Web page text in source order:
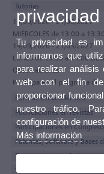
Tutorías
14/09/2026 - 21/05/2027
MIÉRCOLES de 13:00 a
14/09/2026 - 21/05/2027
LUNES de 13:00 a 14:00
Observaciones
Participa en el programa de
Formación académica
Publicaciones en revistas
Participaciones en
Patentes, Software y Bases
Tesis, tesinas y trabajos
Textos del currículum
privacidad
Tu privacidad es
informamos que
para realizar
web con el fin de
proporcionar
nuestro tráfico.
configuración de
Más información